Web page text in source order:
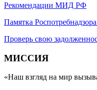
Рекомендации МИД РФ
Памятка
Проверь свою
МИССИЯ
«Наш взгляд на мир